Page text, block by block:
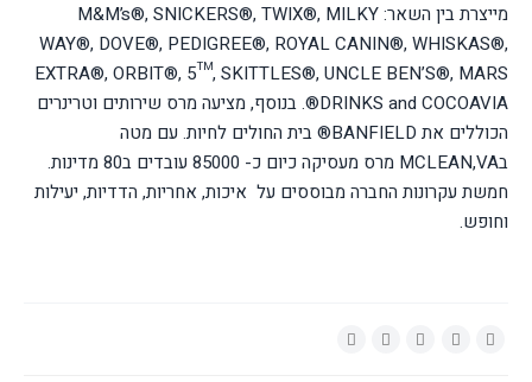
מייצרת בין השאר: M&M’s®, SNICKERS®, TWIX®, MILKY
WAY®, DOVE®, PEDIGREE®, ROYAL CANIN®, WHISKAS®,
EXTRA®, ORBIT®, 5™, SKITTLES®, UNCLE BEN’S®, MARS
DRINKS and COCOAVIA®. בנוסף, מציעה מרס שירותים וטרינרים
הכוללים את BANFIELD® בית החולים לחיות. עם מטה
בMCLEAN,VA מרס מעסיקה כיום כ- 85000 עובדים ב80 מדינות.
חמשת עקרונות החברה מבוססים על איכות, אחריות, הדדיות, יעילות
וחופש.